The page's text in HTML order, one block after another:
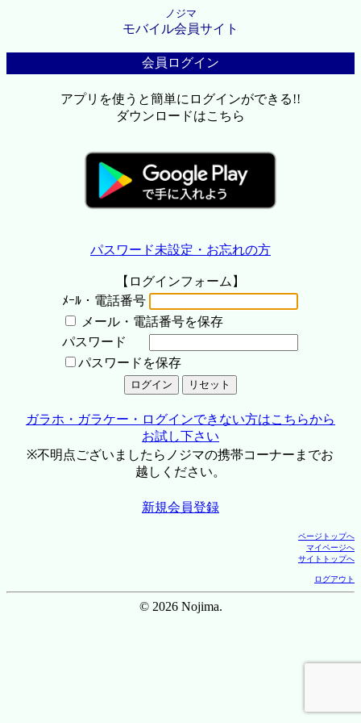
ノジマ
モバイル会員サイト
会員ログイン
アプリを使うと簡単にログインができる!!
ダウンロードはこちら
パスワード未設定・お忘れの方
【ログインフォーム】
ﾒｰﾙ・電話番号
メール・電話番号を保存
パスワード
パスワードを保存
ガラホ・ガラケー・ログインできない方はこちらから
お試し下さい
※不明点ございましたらノジマの携帯コーナーまでお
越しください。
新規会員登録
ページトップへ
マイページへ
サイトトップへ
ログアウト
© 2026 Nojima.